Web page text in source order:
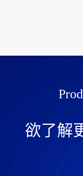
欲了解